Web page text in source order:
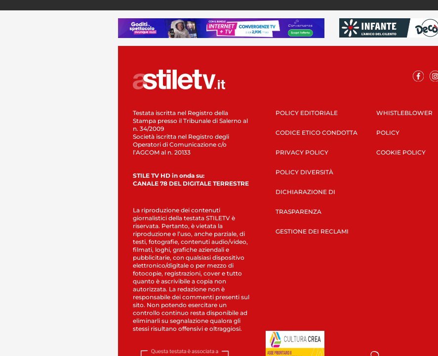
Testata iscritta nel Registro della
Stampa presso il Tribunale di Salerno al
n. 34/2009
Società iscritta nel Registro degli
Operatori di Comunicazione c/o
l’AGCOM al n. 20133
STILE TV HD in onda su:
CANALE 78 DEL DIGITALE TERRESTRE
La riproduzione dei contenuti
giornalistici della testata STILETV è
riservata. Pertanto, è vietata la
riproduzione e l’uso, anche parziale, di
testi, fotografie, contenuti audio/video,
filmati, loghi, grafiche aziendali e
pubblicitarie, con qualsiasi dispositivo
elettronico/digitale o per mezzo di
fotocopie, registrazioni, cover e tutto
quanto è ascrivibile a copia non
autorizzata. La redazione non è
responsabile dei commenti presenti sul
sito. Non potendo esercitare un
controllo continuo resta disponibile ad
eliminarli su segnalazione qualora gli
stessi risultano offensivi e oltraggiosi.
POLICY EDITORIALE
CODICE ETICO CONDOTTA
PRIVACY POLICY
POLICY DIVERSITÀ
DICHIARAZIONE DI
TRASPARENZA
GESTIONE DEI RECLAMI
WHISTLEBLOWER
POLICY
COOKIE POLICY